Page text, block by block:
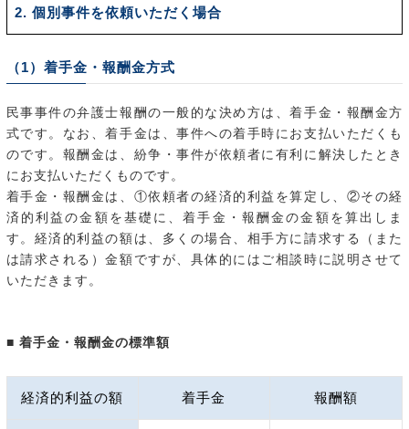
2. 個別事件を依頼いただく場合
（1）着手金・報酬金方式
民事事件の弁護士報酬の一般的な決め方は、着手金・報酬金方
式です。なお、着手金は、事件への着手時にお支払いただくも
のです。報酬金は、紛争・事件が依頼者に有利に解決したとき
にお支払いただくものです。
着手金・報酬金は、①依頼者の経済的利益を算定し、②その経
済的利益の金額を基礎に、着手金・報酬金の金額を算出しま
す。経済的利益の額は、多くの場合、相手方に請求する（また
は請求される）金額ですが、具体的にはご相談時に説明させて
いただきます。
■ 着手金・報酬金の標準額
経済的利益の額 着手金 報酬額